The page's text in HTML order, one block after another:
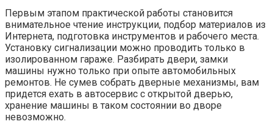
Первым этапом практической работы становится
внимательное чтение инструкции, подбор материалов из
Интернета, подготовка инструментов и рабочего места.
Установку сигнализации можно проводить только в
изолированном гараже. Разбирать двери, замки
машины нужно только при опыте автомобильных
ремонтов. Не сумев собрать дверные механизмы, вам
придется ехать в автосервис с открытой дверью,
хранение машины в таком состоянии во дворе
невозможно.